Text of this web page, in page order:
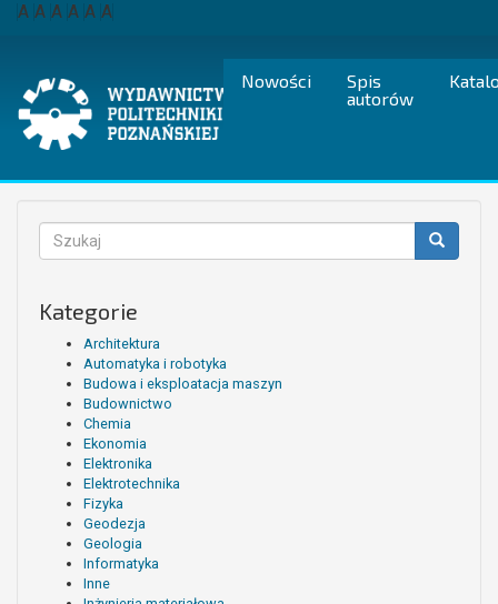
Przejdź
A A A A A A
Nowości
Spis
autorów
Formularz
wyszukiwania
Kategorie
Architektura
Automatyka i robotyka
Budowa i eksploatacja maszyn
Budownictwo
Chemia
Ekonomia
Elektronika
Elektrotechnika
Fizyka
Geodezja
Geologia
Informatyka
Inne